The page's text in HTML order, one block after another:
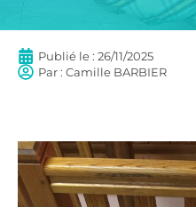
Publié le : 26/11/2025
Par : Camille BARBIER